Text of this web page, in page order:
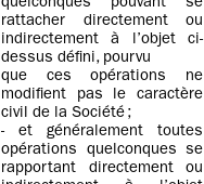
quelconques pouvant se
rattacher directement ou
indirectement à l’objet ci-
dessus défini, pourvu
que ces opérations ne
modifient pas le caractère
civil de la Société ;
- et généralement toutes
opérations quelconques se
rapportant directement ou